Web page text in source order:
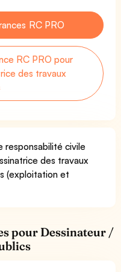
RC PRO
RC PRO pour
des travaux
responsabilité civile
des travaux
(exploitation et
pour Dessinateur /